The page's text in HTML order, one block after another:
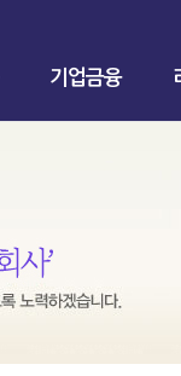
기업금융